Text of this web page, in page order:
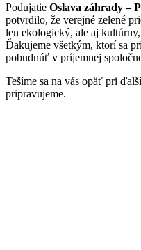
Podujatie Oslava záhrady –
potvrdilo, že verejné zelené
len ekologický, ale aj
Ďakujeme všetkým, ktorí sa
pobudnúť v príjemnej
Tešíme sa na vás opäť pri
pripravujeme.